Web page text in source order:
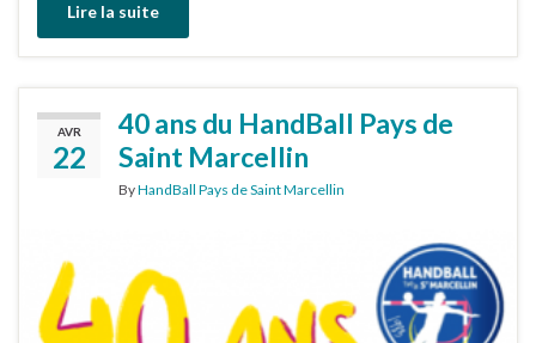
Lire la suite
AVR
22
40 ans du HandBall Pays de
Saint Marcellin
ByHandBall Pays de Saint Marcellin